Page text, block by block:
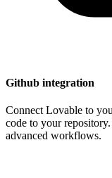
Github integration
Connect Lovable to
code to your
advanced workflows.